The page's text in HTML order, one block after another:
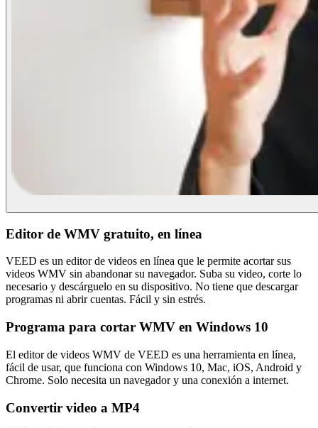
Editor de WMV gratuito, en línea
VEED es un editor de videos en línea que le permite acortar sus
videos WMV sin abandonar su navegador. Suba su video, corte lo
necesario y descárguelo en su dispositivo. No tiene que descargar
programas ni abrir cuentas. Fácil y sin estrés.
Programa para cortar WMV en Windows 10
El editor de videos WMV de VEED es una herramienta en línea,
fácil de usar, que funciona con Windows 10, Mac, iOS, Android y
Chrome. Solo necesita un navegador y una conexión a internet.
Convertir video a MP4